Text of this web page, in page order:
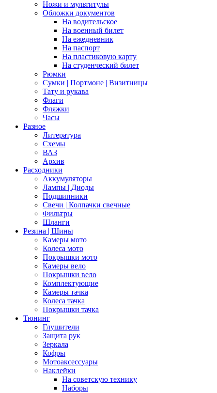
Ножи и мультитулы
Обложки документов
На водительское
На военный билет
На ежедневник
На паспорт
На пластиковую карту
На студенческий билет
Рюмки
Сумки | Портмоне | Визитницы
Тату и рукава
Флаги
Фляжки
Часы
Разное
Литература
Схемы
ВАЗ
Архив
Расходники
Аккумуляторы
Лампы | Диоды
Подшипники
Свечи | Колпачки свечные
Фильтры
Шланги
Резина | Шины
Камеры мото
Колеса мото
Покрышки мото
Камеры вело
Покрышки вело
Комплектующие
Камеры тачка
Колеса тачка
Покрышки тачка
Тюнинг
Глушители
Защита рук
Зеркала
Кофры
Мотоаксессуары
Наклейки
На советскую технику
Наборы